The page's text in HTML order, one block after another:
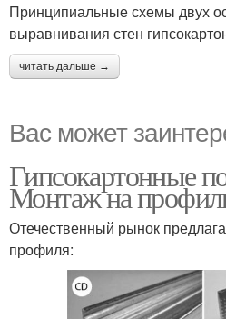
Принципиальные схемы двух
выравнивания стен
читать дальше →
Вас может
Гипсокартонные
Монтаж на
Отечественный рынок
профиля: